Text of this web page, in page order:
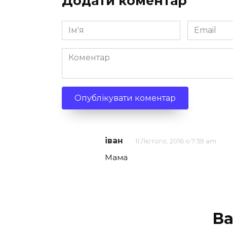
Ім'я
*
Email
*
Коментар
іван 11 Лютого, 2016 о 7:59 am
Мама